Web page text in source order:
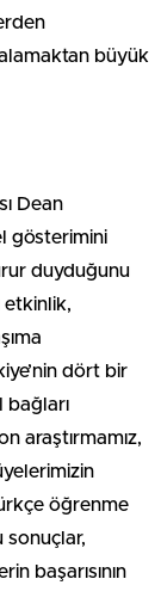
büyük
Dean
gösterimini
duyduğunu
etkinlik,
dört bir
bağları
araştırmamız,
öğrenme
sonuçlar,
başarısının